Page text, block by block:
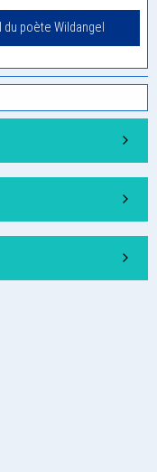
du poète Wildangel